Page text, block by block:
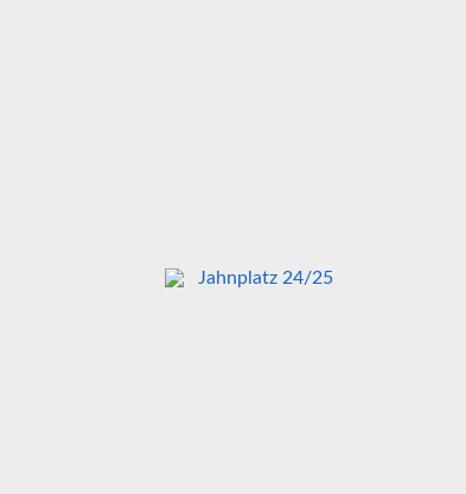
Jahnplatz 24/25